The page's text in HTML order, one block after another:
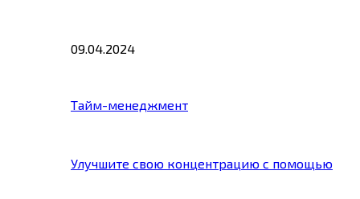
09.04.2024
Тайм-менеджмент
Улучшите свою концентрацию с помощью